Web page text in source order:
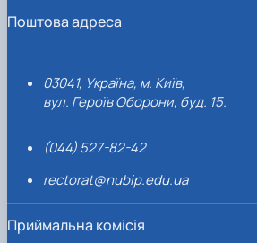
Поштова адреса
03041, Україна, м. Київ,
вул. Героїв Оборони, буд. 15.
(044) 527-82-42
rectorat@nubip.edu.ua
Приймальна комісія